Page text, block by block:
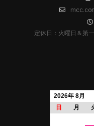
定休日：火曜日＆第
2026年 8月
日
月